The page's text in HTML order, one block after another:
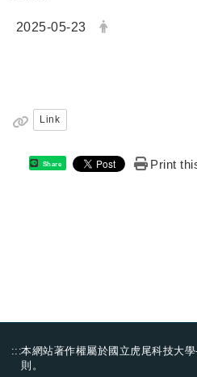
日期：
2025-05-23 發布者：
Link
Share Print
:::本網站著作權屬於國立虎尾科技大
則 。